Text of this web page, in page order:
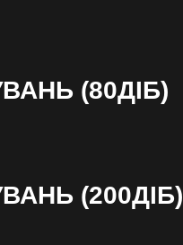
(80ДІБ)
(200ДІБ)